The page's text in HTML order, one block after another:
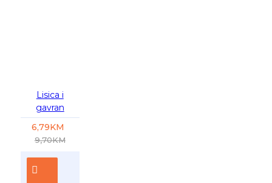
Lisica i
gavran
6,79KM
9,70KM